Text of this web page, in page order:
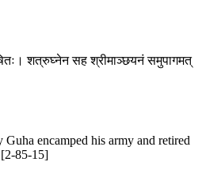
शत्रुघ्नेन सह श्रीमाञ्छयनं समुपागमत्
encamped his army and retired
85-15]